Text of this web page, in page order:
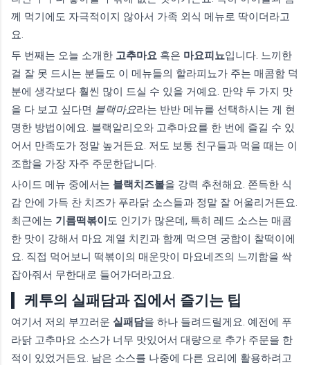
께 먹기에도 자극적이지 않아서 가족 외식 메뉴로 딱이더라고
요.
두 번째는 오늘 소개한 고추마요 혹은 마요피뇨입니다. 느끼한
걸 잘 못 드시는 분들도 이 메뉴들의 할라피뇨가 주는 매콤함 덕
분에 생각보다 훨씬 많이 드실 수 있을 거예요. 만약 두 가지 맛
을 다 보고 싶다면 블랙마요라는 반반 메뉴를 선택하시는 게 현
명한 방법이에요. 블랙알리오와 고추마요를 한 번에 즐길 수 있
어서 만족도가 정말 높거든요. 저도 보통 친구들과 먹을 때는 이
조합을 가장 자주 주문한답니다.
사이드 메뉴 중에서는 블랙치즈볼을 강력 추천해요. 쫀득한 식
감 안에 가득 찬 치즈가 푸라닭 소스들과 정말 잘 어울리거든요.
최근에는 기름떡볶이 도 인기가 많은데, 특히 레드 소스는 매콤
한 맛이 강해서 마요 계열 치킨과 함께 먹으면 궁합이 찰떡이에
요. 직접 먹어보니 떡볶이의 매운맛이 마요네즈의 느끼함을 싹
잡아줘서 무한대로 들어가더라고요.
케투의 실패담과 집에서 즐기는 팁
여기서 저의 부끄러운 실패담을 하나 들려드릴게요. 예전에 푸
라닭 고추마요 소스가 너무 맛있어서 대량으로 추가 주문을 한
적이 있었거든요. 남은 소스를 나중에 다른 요리에 활용하려고